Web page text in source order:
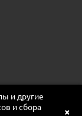
этаж 2,
и другие
и сбора
×